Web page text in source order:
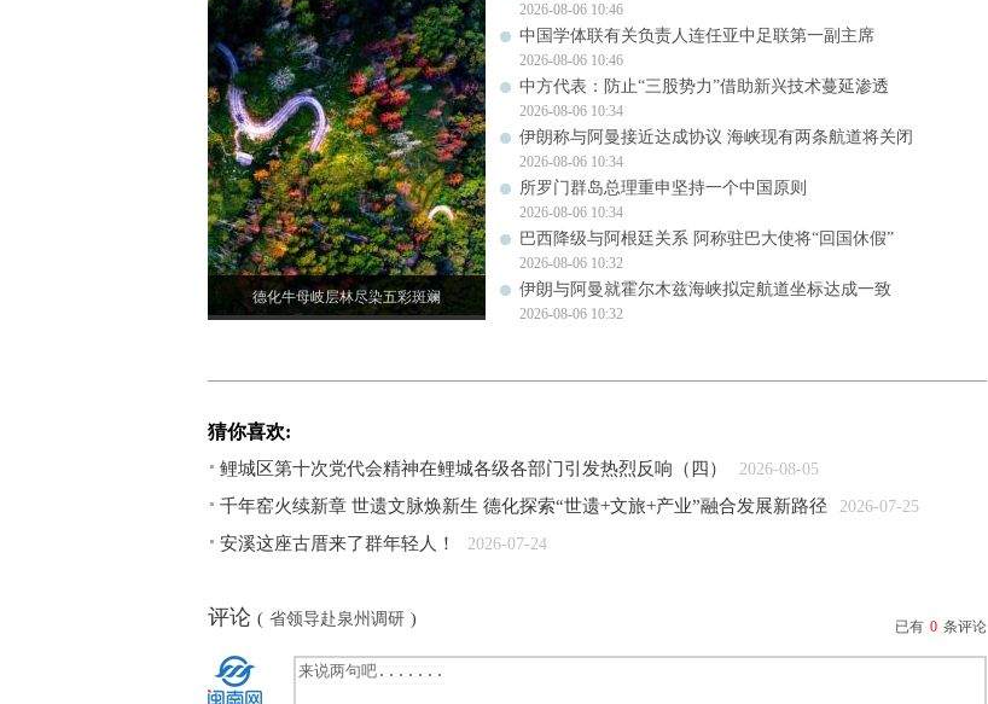
德化牛母岐层林尽染五彩斑斓
2026-08-06 10:46
中国学体联有关负责人连任亚中足联第一副主席
2026-08-06 10:46
中方代表：防止“三股势力”借助新兴技术蔓延渗透
2026-08-06 10:34
伊朗称与阿曼接近达成协议 海峡现有两条航道将关闭
2026-08-06 10:34
所罗门群岛总理重申坚持一个中国原则
2026-08-06 10:34
巴西降级与阿根廷关系 阿称驻巴大使将“回国休假”
2026-08-06 10:32
伊朗与阿曼就霍尔木兹海峡拟定航道坐标达成一致
2026-08-06 10:32
猜你喜欢:
鲤城区第十次党代会精神在鲤城各级各部门引发热烈反响（四） 2026-08-05
千年窑火续新章 世遗文脉焕新生 德化探索“世遗+文旅+产业”融合发展新路径 2026-07-25
安溪这座古厝来了群年轻人！ 2026-07-24
评论 ( 省领导赴泉州调研 ) 已有 0 条评论